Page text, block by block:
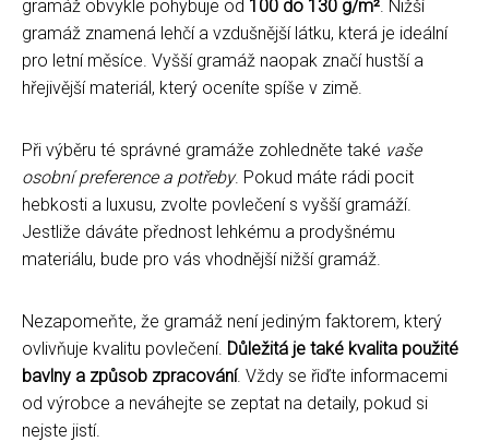
gramáž obvykle pohybuje od 100 do 130 g/m² . Nižší
gramáž znamená lehčí a vzdušnější látku, která je ideální
pro letní měsíce. Vyšší gramáž naopak značí hustší a
hřejivější materiál, který oceníte spíše v zimě.
Při výběru té správné gramáže zohledněte také vaše
osobní preference a potřeby. Pokud máte rádi pocit
hebkosti a luxusu, zvolte povlečení s vyšší gramáží.
Jestliže dáváte přednost lehkému a prodyšnému
materiálu, bude pro vás vhodnější nižší gramáž.
Nezapomeňte, že gramáž není jediným faktorem, který
ovlivňuje kvalitu povlečení. Důležitá je také kvalita použité
bavlny a způsob zpracování. Vždy se řiďte informacemi
od výrobce a neváhejte se zeptat na detaily, pokud si
nejste jistí.